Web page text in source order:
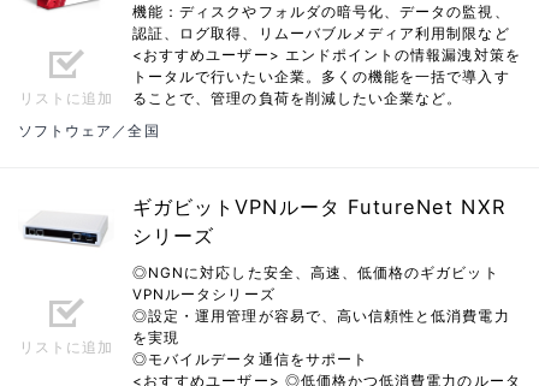
リストに追加
機能：ディスクやフォルダの暗号化、データの監視、
認証、ログ取得、リムーバブルメディア利用制限など
<おすすめユーザー> エンドポイントの情報漏洩対策を
トータルで行いたい企業。多くの機能を一括で導入す
ることで、管理の負荷を削減したい企業など。
ソフトウェア／全国
リストに追加
ギガビットVPNルータ FutureNet NXR
シリーズ
◎NGNに対応した安全、高速、低価格のギガビット
VPNルータシリーズ
◎設定・運用管理が容易で、高い信頼性と低消費電力
を実現
◎モバイルデータ通信をサポート
<おすすめユーザー> ◎低価格かつ低消費電力のルータ